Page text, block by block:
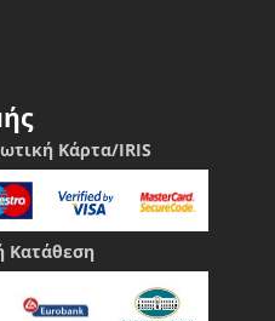
Κάρτα/IRIS
Κατάθεση